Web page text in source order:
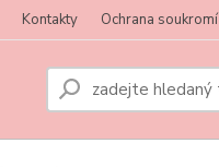
Kontakty Ochrana soukromí